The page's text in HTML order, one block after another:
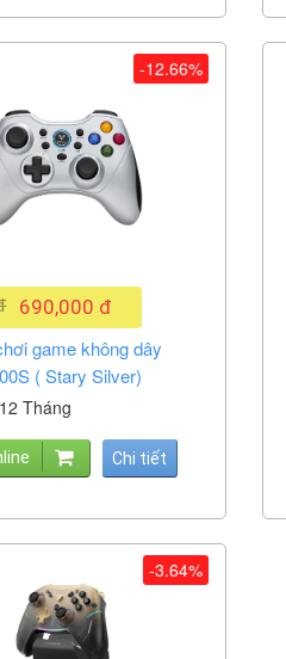
690,000 đ
game không dây
( Stary Silver)
Tháng
Chi tiết
-12.66%
-3.64%